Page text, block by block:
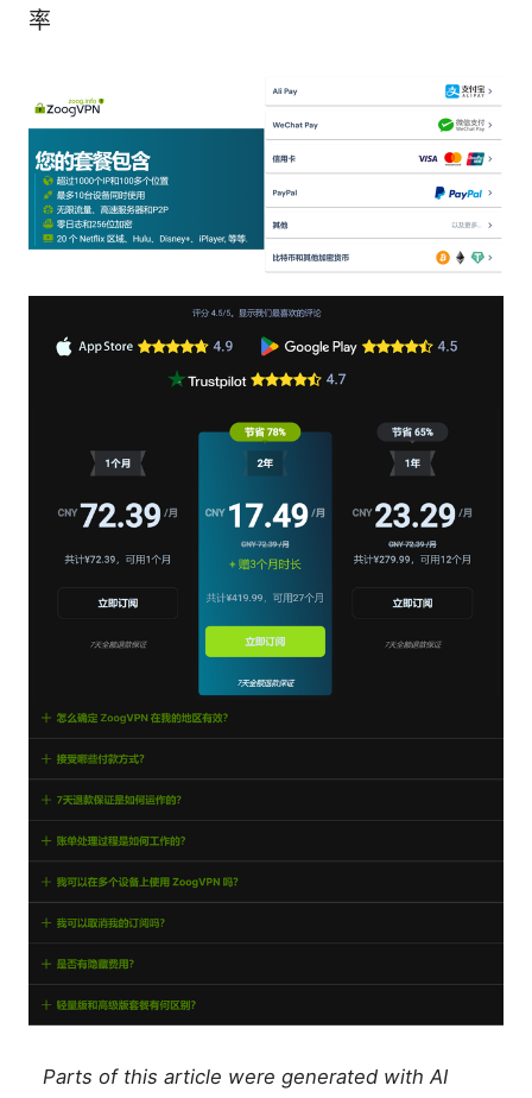
率
Parts of this article were generated with AI